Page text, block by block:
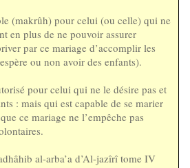
(makrûh) pour celui (ou celle) qui ne
en plus de ne pouvoir assurer
par ce mariage d’accomplir les
ou non avoir des enfants).
pour celui qui ne le désire pas et
: mais qui est capable de se marier
ce mariage ne l’empêche pas
al-arba’a d’Al-jazîrî tome IV